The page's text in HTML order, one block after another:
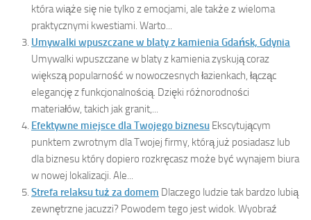
która wiąże się nie tylko z emocjami, ale także z wieloma
praktycznymi kwestiami. Warto...
Umywalki wpuszczane w blaty z kamienia Gdańsk, Gdynia
Umywalki wpuszczane w blaty z kamienia zyskują coraz
większą popularność w nowoczesnych łazienkach, łącząc
elegancję z funkcjonalnością. Dzięki różnorodności
materiałów, takich jak granit,...
Efektywne miejsce dla Twojego biznesu Ekscytującym
punktem zwrotnym dla Twojej firmy, którą już posiadasz lub
dla biznesu który dopiero rozkręcasz może być wynajem biura
w nowej lokalizacji. Ale...
Strefa relaksu tuż za domem Dlaczego ludzie tak bardzo lubią
zewnętrzne jacuzzi? Powodem tego jest widok. Wyobraź